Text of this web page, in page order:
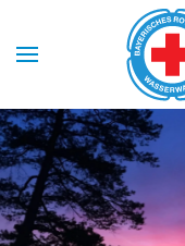
Skip to main